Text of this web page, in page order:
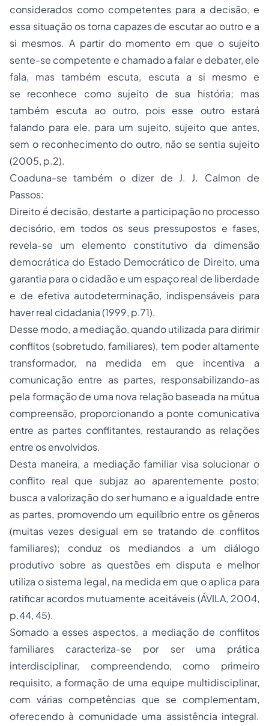
considerados como competentes para a decisão, e
essa situação os torna capazes de escutar ao outro e a
si mesmos. A partir do momento em que o sujeito
sente-se competente e chamado a falar e debater, ele
fala, mas também escuta, escuta a si mesmo e
se reconhece como sujeito de sua história; mas
também escuta ao outro, pois esse outro estará
falando para ele, para um sujeito, sujeito que antes,
sem o reconhecimento do outro, não se sentia sujeito
(2005, p.2).
Coaduna-se também o dizer de J. J. Calmon de
Passos:
Direito é decisão, destarte a participação no processo
decisório, em todos os seus pressupostos e fases,
revela-se um elemento constitutivo da dimensão
democrática do Estado Democrático de Direito, uma
garantia para o cidadão e um espaço real de liberdade
e de efetiva autodeterminação, indispensáveis para
haver real cidadania (1999, p.71).
Desse modo, a mediação, quando utilizada para dirimir
conflitos (sobretudo, familiares), tem poder altamente
transformador, na medida em que incentiva a
comunicação entre as partes, responsabilizando-as
pela formação de uma nova relação baseada na mútua
compreensão, proporcionando a ponte comunicativa
entre as partes conflitantes, restaurando as relações
entre os envolvidos.
Desta maneira, a mediação familiar visa solucionar o
conflito real que subjaz ao aparentemente posto;
busca a valorização do ser humano e a igualdade entre
as partes, promovendo um equilíbrio entre os gêneros
(muitas vezes desigual em se tratando de conflitos
familiares); conduz os mediandos a um diálogo
produtivo sobre as questões em disputa e melhor
utiliza o sistema legal, na medida em que o aplica para
ratificar acordos mutuamente aceitáveis (ÁVILA, 2004,
p.44, 45).
Somado a esses aspectos, a mediação de conflitos
familiares caracteriza-se por ser uma prática
interdisciplinar, compreendendo, como primeiro
requisito, a formação de uma equipe multidisciplinar,
com várias competências que se complementam,
oferecendo à comunidade uma assistência integral.